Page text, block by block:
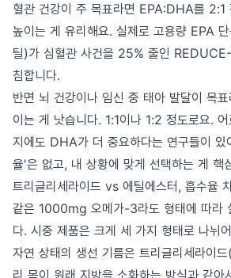
혈관 건강이 주 목표라면 EPA:DHA를 2:1
높이는 게 유리해요. 실제로 고용량 EPA
틸)가 심혈관 사건을 25% 줄인
침합니다.
반면 뇌 건강이나 임신 중 태아 발달이 목
이는 게 낫습니다. 1:1이나 1:2 정도로요.
지에도 DHA가 더 중요하다는 연구들이 있
율'은 없고, 내 상황에 맞게 선택하는 게 핵
트리글리세라이드 vs 에틸에스터, 흡수율
같은 1000mg 오메가-3라도 형태에 따라
다. 시중 제품은 크게 세 가지 형태로 나뉘
자연 상태의 생선 기름은 트리글리세라이
리 몸이 원래 지방을 소화하는 방식과 같아